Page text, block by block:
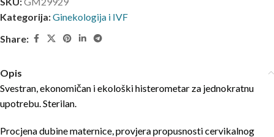
Kategorija:Ginekologija i IVF
Share:
Opis
Svestran, ekonomičan i ekološki histerometar za jednokratnu
upotrebu. Sterilan.
Procjena dubine maternice, provjera propusnosti cervikalnog